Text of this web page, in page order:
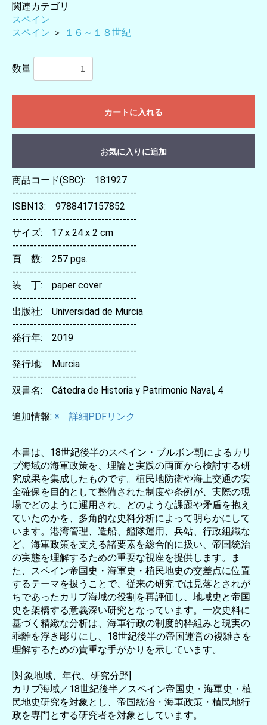
関連カテゴリ
スペイン
スペイン ＞ １６～１８世紀
数量
カートに入れる
お気に入りに追加
商品コード(SBC): 181927
-----------------------------------
ISBN13: 9788417157852
-----------------------------------
サイズ: 17 x 24 x 2 cm
-----------------------------------
頁 数: 257 pgs.
-----------------------------------
装 丁: paper cover
-----------------------------------
出版社: Universidad de Murcia
-----------------------------------
発行年: 2019
-----------------------------------
発行地: Murcia
-----------------------------------
双書名: Cátedra de Historia y Patrimonio Naval, 4
追加情報: ※ 詳細PDFリンク
本書は、18世紀後半のスペイン・ブルボン朝によるカリ
ブ海域の海軍政策を、理論と実践の両面から検討する研
究成果を集成したものです。植民地防衛や海上交通の安
全確保を目的として整備された制度や条例が、実際の現
場でどのように運用され、どのような課題や矛盾を抱え
ていたのかを、多角的な史料分析によって明らかにして
います。港湾管理、造船、艦隊運用、兵站、行政組織な
ど、海軍政策を支える諸要素を総合的に扱い、帝国統治
の実態を理解するための重要な視座を提供します。ま
た、スペイン帝国史・海軍史・植民地史の交差点に位置
するテーマを扱うことで、従来の研究では見落とされが
ちであったカリブ海域の役割を再評価し、地域史と帝国
史を架橋する意義深い研究となっています。一次史料に
基づく精緻な分析は、海軍行政の制度的枠組みと現実の
乖離を浮き彫りにし、18世紀後半の帝国運営の複雑さを
理解するための貴重な手がかりを示しています。
[対象地域、年代、研究分野]
カリブ海域／18世紀後半／スペイン帝国史・海軍史・植
民地史研究を対象とし、帝国統治・海軍政策・植民地行
政を専門とする研究者を対象としています。